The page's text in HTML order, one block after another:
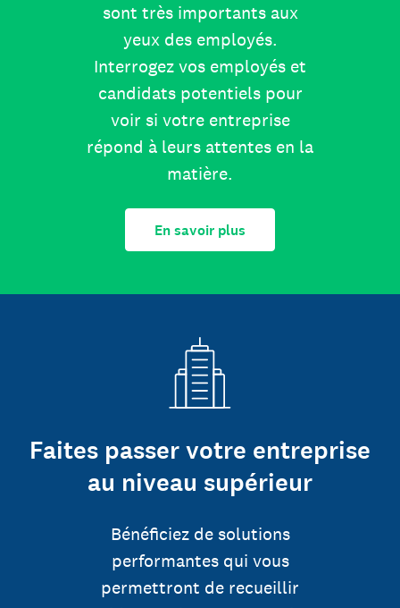
sont très importants aux
yeux des employés.
Interrogez vos employés et
candidats potentiels pour
voir si votre entreprise
répond à leurs attentes en la
matière.
En savoir plus
Faites passer votre entreprise
au niveau supérieur
Bénéficiez de solutions
performantes qui vous
permettront de recueillir